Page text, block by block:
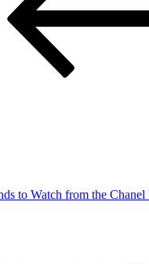
to Watch from the